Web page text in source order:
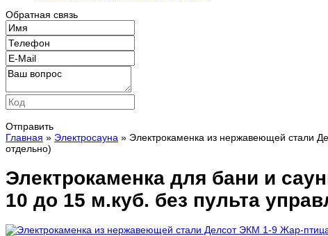
Обратная связь
Отправить
Главная » Электросауна » Электрокаменка из нержавеющей стали
отдельно)
Электрокаменка для бани и
10 до 15 м.куб. без пульта